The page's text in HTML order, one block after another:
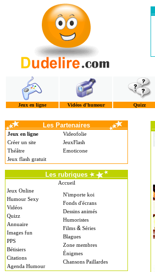
Jeux en ligne Vidéos d'humour Quizz
Les Partenaires
Jeux en ligne
Créer un site
Théâtre
Jeux flash gratuit
Videofolie
JeuxFlash
Emoticone
Les rubriques
Accueil
Jeux Online
Humour Sexy
Vidéos
Quizz
Annuaire
Images fun
PPS
Bétisiers
Citations
Agenda Humour
N'importe koi
Fonds d'écrans
Dessins animés
Humoristes
Films & Séries
Blagues
Zone membres
Énigmes
Chansons Paillardes